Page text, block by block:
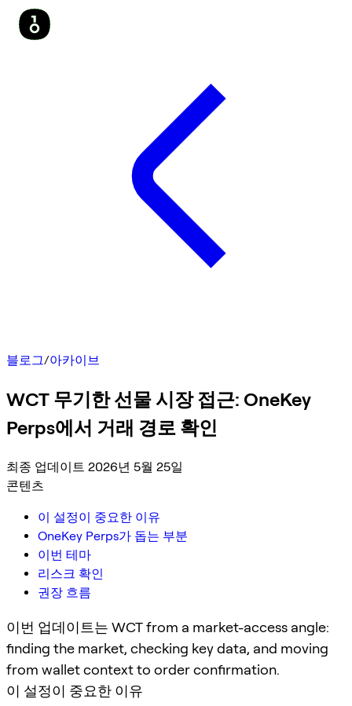
블로그/아카이브
WCT 무기한 선물 시장 접근: OneKey
Perps에서 거래 경로 확인
최종 업데이트 2026년 5월 25일
콘텐츠
이 설정이 중요한 이유
OneKey Perps가 돕는 부분
이번 테마
리스크 확인
권장 흐름
이번 업데이트는 WCT from a market-access angle:
finding the market, checking key data, and moving
from wallet context to order confirmation.
이 설정이 중요한 이유